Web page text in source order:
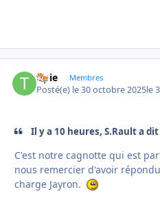
tipie Membres
Posté(e) le 30 octobre 2025le
Il y a 10 heures, S.Rault a dit
C'est notre cagnotte qui est
nous remercier d'avoir
charge Jayron.